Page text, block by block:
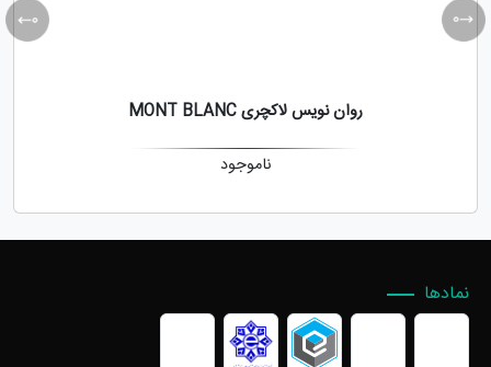
روان نویس لاکچری MONT BLANC
ناموجود
نمادها